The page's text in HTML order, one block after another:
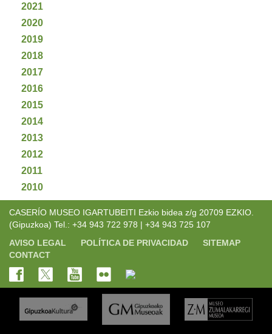
2021
2020
2019
2018
2017
2016
2015
2014
2013
2012
2011
2010
CASERÍO MUSEO IGARTUBEITI Ezkio bidea z/g 20709 EZKIO.
(Gipuzkoa) Tel.: +34 943 722 978 | +34 943 725 107
AVISO LEGAL
POLÍTICA DE PRIVACIDAD
SITEMAP
CONTACT